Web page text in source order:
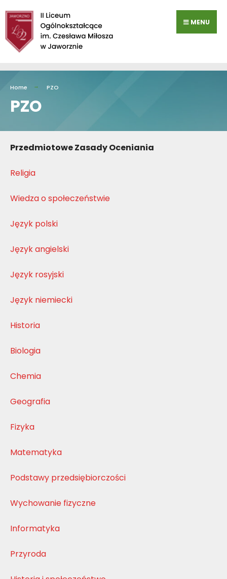
Przejdź
do
zawartości
MENU
Home PZO
PZO
Przedmiotowe Zasady Oceniania
Religia
Wiedza o społeczeństwie
Język polski
Język angielski
Język rosyjski
Język niemiecki
Historia
Biologia
Chemia
Geografia
Fizyka
Matematyka
Podstawy przedsiębiorczości
Wychowanie fizyczne
Informatyka
Przyroda